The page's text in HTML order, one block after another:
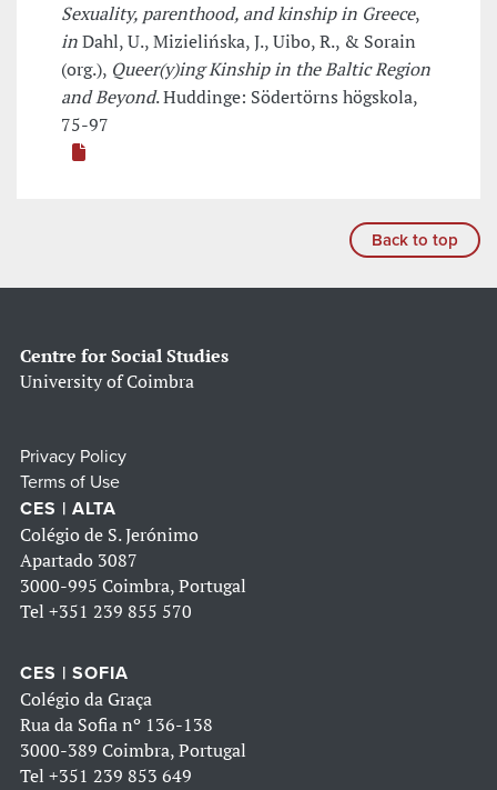
Sexuality, parenthood, and kinship in Greece,
inDahl, U., Mizielińska, J., Uibo, R., & Sorain
(org.), Queer(y)ing Kinship in the Baltic Region
and Beyond. Huddinge: Södertörns högskola,
75-97
Back to top
Centre for Social Studies
University of Coimbra
Privacy Policy
Terms of Use
CES | ALTA
Colégio de S. Jerónimo
Apartado 3087
3000-995 Coimbra, Portugal
Tel +351 239 855 570
CES | SOFIA
Colégio da Graça
Rua da Sofia nº 136-138
3000-389 Coimbra, Portugal
Tel +351 239 853 649